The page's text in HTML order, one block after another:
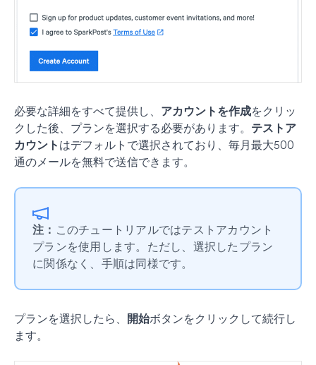
必要な詳細をすべて提供し、 アカウントを作成をクリッ
クした後、プランを選択する必要があります。 テストア
カウント はデフォルトで選択されており、毎月最大500
通のメールを無料で送信できます。
注： このチュートリアルではテストアカウント
プランを使用します。ただし、選択したプラン
に関係なく、手順は同様です。
プランを選択したら、 開始ボタンをクリックして続行し
ます。